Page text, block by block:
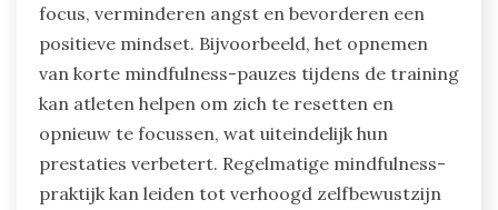
focus, verminderen angst en bevorderen een
positieve mindset. Bijvoorbeeld, het opnemen
van korte mindfulness-pauzes tijdens de training
kan atleten helpen om zich te resetten en
opnieuw te focussen, wat uiteindelijk hun
prestaties verbetert. Regelmatige mindfulness-
praktijk kan leiden tot verhoogd zelfbewustzijn